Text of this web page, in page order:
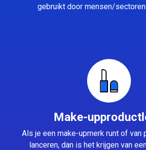
gebruikt door mensen/
Make-
Als je een make-upmerk runt of van
lanceren, dan is het krijgen van